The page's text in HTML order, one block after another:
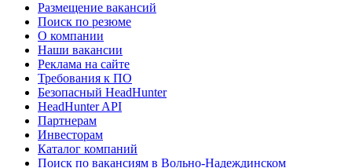
Размещение вакансий
Поиск по резюме
О компании
Наши вакансии
Реклама на сайте
Требования к ПО
Безопасный HeadHunter
HeadHunter API
Партнерам
Инвесторам
Каталог компаний
Поиск по вакансиям в Вольно-Надеждинском